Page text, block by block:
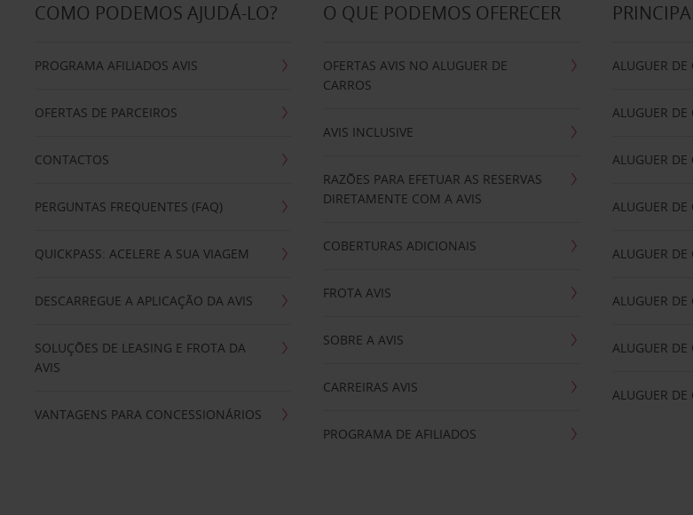
COMO PODEMOS AJUDÁ-LO?
PROGRAMA AFILIADOS AVIS
OFERTAS DE PARCEIROS
CONTACTOS
PERGUNTAS FREQUENTES (FAQ)
QUICKPASS: ACELERE A SUA VIAGEM
DESCARREGUE A APLICAÇÃO DA AVIS
SOLUÇÕES DE LEASING E FROTA DA
AVIS
VANTAGENS PARA CONCESSIONÁRIOS
O QUE PODEMOS OFERECER
OFERTAS AVIS NO ALUGUER DE
CARROS
AVIS INCLUSIVE
RAZÕES PARA EFETUAR AS RESERVAS
DIRETAMENTE COM A AVIS
COBERTURAS ADICIONAIS
FROTA AVIS
SOBRE A AVIS
CARREIRAS AVIS
PROGRAMA DE AFILIADOS
ALUGUER DE
ALUGUER DE
ALUGUER DE
ALUGUER DE
ALUGUER DE
ALUGUER DE
ALUGUER DE
ALUGUER